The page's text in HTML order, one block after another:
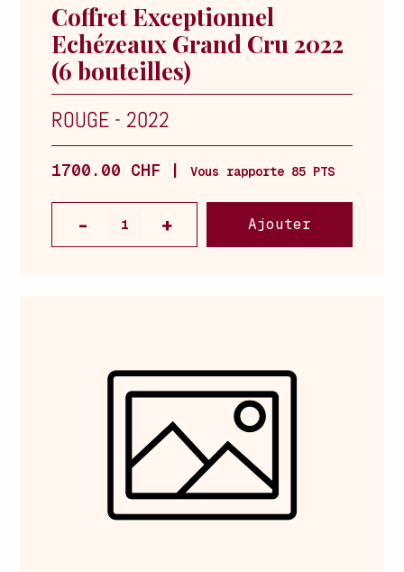
Coffret Exceptionnel
Echézeaux Grand Cru 2022
(6 bouteilles)
ROUGE - 2022
1700.00 CHF | Vous rapporte 85 PTS
Ajouter